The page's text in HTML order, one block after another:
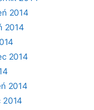
2014
2014
2014
2014
2014